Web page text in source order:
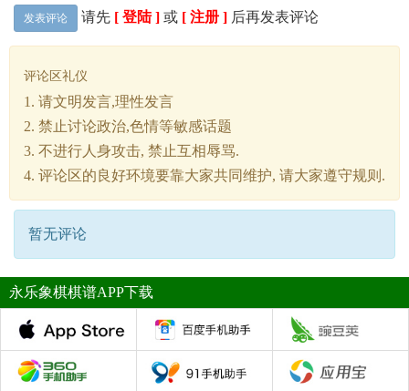
发表评论 请先 [ 登陆 ] 或 [ 注册 ] 后再发表评论
评论区礼仪
1. 请文明发言,理性发言
2. 禁止讨论政治,色情等敏感话题
3. 不进行人身攻击, 禁止互相辱骂.
4. 评论区的良好环境要靠大家共同维护, 请大家遵守规则.
暂无评论
永乐象棋棋谱APP下载